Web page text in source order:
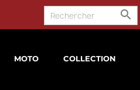

MOTO COLLECTION